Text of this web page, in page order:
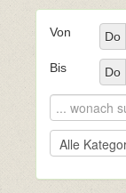
Von Do
Bis Do